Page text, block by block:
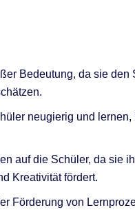
Bedeutung, da sie den
neugierig und lernen,
auf die Schüler, da sie
Kreativität fördert.
Förderung von